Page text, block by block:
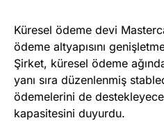
Küresel ödeme devi
ödeme altyapısını
Şirket, küresel ödeme
yanı sıra düzenlenmiş
ödemelerini de
kapasitesini duyurdu.